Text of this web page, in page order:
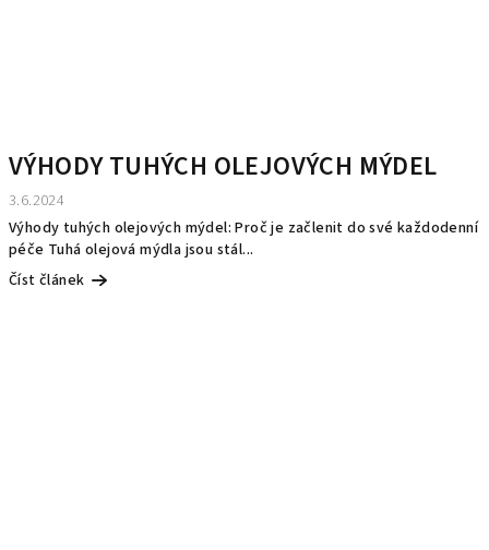
VÝHODY TUHÝCH OLEJOVÝCH MÝDEL
3.6.2024
Výhody tuhých olejových mýdel: Proč je začlenit do své každodenní
péče Tuhá olejová mýdla jsou stál...
Číst článek